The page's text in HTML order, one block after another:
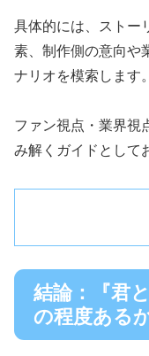
具体的には、ストー
素、制作側の意向や
ナリオを模索します。
ファン視点・業界視
み解くガイドとして
結論：『君
の程度ある